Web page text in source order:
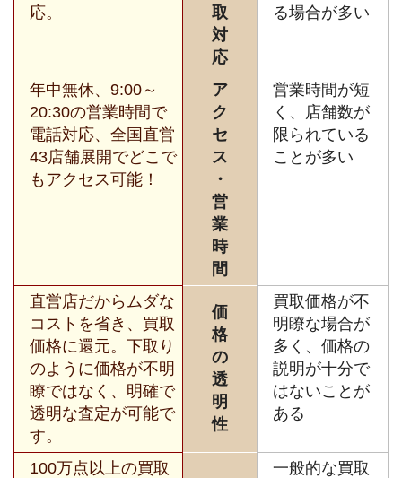
応。
取
対
応
る場合が多い
年中無休、9:00～
20:30の営業時間で
電話対応、全国直営
43店舗展開でどこで
もアクセス可能！
ア
ク
セ
ス
・
営
業
時
間
営業時間が短
く、店舗数が
限られている
ことが多い
直営店だからムダな
コストを省き、買取
価格に還元。下取り
のように価格が不明
瞭ではなく、明確で
透明な査定が可能で
す。
価
格
の
透
明
性
買取価格が不
明瞭な場合が
多く、価格の
説明が十分で
はないことが
ある
100万点以上の買取
一般的な買取